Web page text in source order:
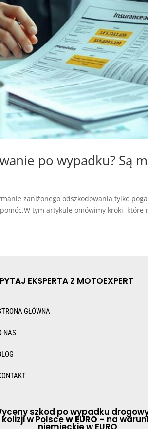
po wypadku? Są
zaniżonego odszkodowania tylko
tym artykule omówimy kroki, które
EKSPERTA Z MOTOEXPERT
GŁÓWNA
NAS
szkod po wypadku
kolizji w Polscew EURO – na